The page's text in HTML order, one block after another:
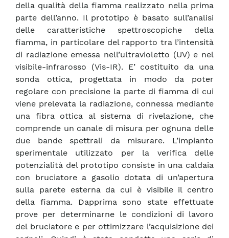
della qualità della fiamma realizzato nella prima
parte dell’anno. Il prototipo è basato sull’analisi
delle caratteristiche spettroscopiche della
fiamma, in particolare del rapporto tra l’intensità
di radiazione emessa nell’ultravioletto (UV) e nel
visibile-infrarosso (Vis-IR). E’ costituito da una
sonda ottica, progettata in modo da poter
regolare con precisione la parte di fiamma di cui
viene prelevata la radiazione, connessa mediante
una fibra ottica al sistema di rivelazione, che
comprende un canale di misura per ognuna delle
due bande spettrali da misurare. L’impianto
sperimentale utilizzato per la verifica delle
potenzialità del prototipo consiste in una caldaia
con bruciatore a gasolio dotata di un’apertura
sulla parete esterna da cui è visibile il centro
della fiamma. Dapprima sono state effettuate
prove per determinarne le condizioni di lavoro
del bruciatore e per ottimizzare l’acquisizione dei